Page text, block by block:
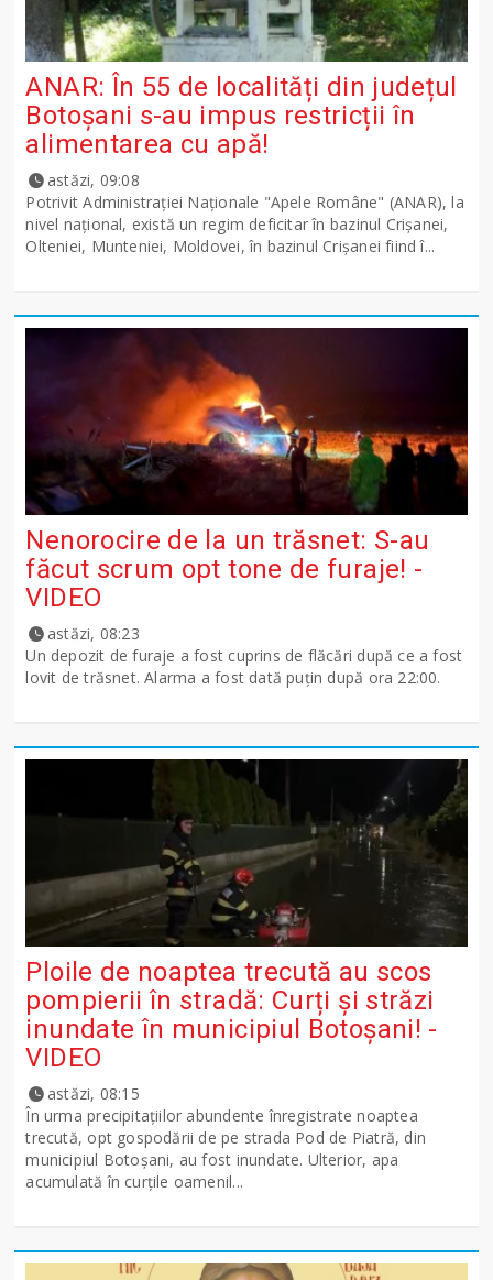
ANAR: În 55 de localități din județul
Botoșani s-au impus restricții în
alimentarea cu apă!
astăzi, 09:08
Potrivit Administraţiei Naţionale "Apele Române" (ANAR), la
nivel naţional, există un regim deficitar în bazinul Crişanei,
Olteniei, Munteniei, Moldovei, în bazinul Crişanei fiind î...
Nenorocire de la un trăsnet: S-au
făcut scrum opt tone de furaje! -
VIDEO
astăzi, 08:23
Un depozit de furaje a fost cuprins de flăcări după ce a fost
lovit de trăsnet. Alarma a fost dată puțin după ora 22:00.
Ploile de noaptea trecută au scos
pompierii în stradă: Curți și străzi
inundate în municipiul Botoșani! -
VIDEO
astăzi, 08:15
În urma precipitațiilor abundente înregistrate noaptea
trecută, opt gospodării de pe strada Pod de Piatră, din
municipiul Botoșani, au fost inundate. Ulterior, apa
acumulată în curțile oamenil...